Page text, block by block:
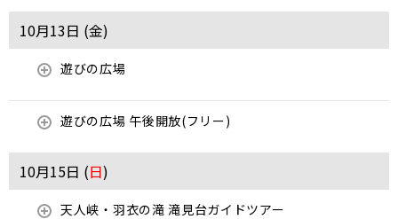
10月13日 (金)
遊びの広場
遊びの広場 午後開放(フリー)
10月15日 (日)
天人峡・羽衣の滝 滝見台ガイドツアー